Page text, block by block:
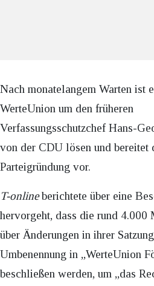
Nach monatelangem Warten ist
WerteUnion um den früheren
Verfassungsschutzchef Hans-
von der CDU lösen und bereitet
Parteigründung vor.
T-onlineberichtete über eine
hervorgeht, dass die rund 4.000
über Änderungen in ihrer
Umbenennung in „WerteUnion
beschließen werden, um „das